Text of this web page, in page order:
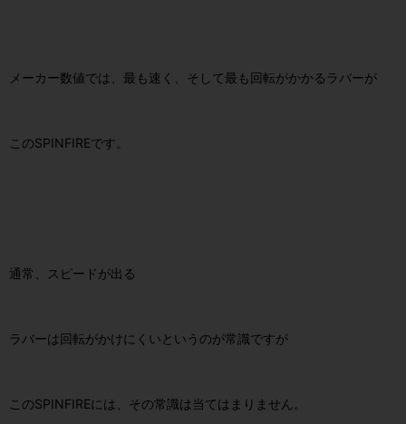
メーカー数値では、最も速く、そして最も回転がかかるラバーが
このSPINFIREです。
通常、スピードが出る
ラバーは回転がかけにくいというのが常識ですが
このSPINFIREには、その常識は当てはまりません。